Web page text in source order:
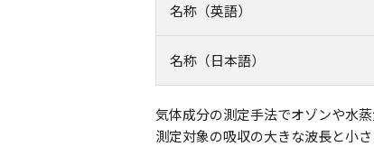
名称（英語）
名称（日本語）
気体成分の測定手法でオゾンや水
測定対象の吸収の大きな波長と小